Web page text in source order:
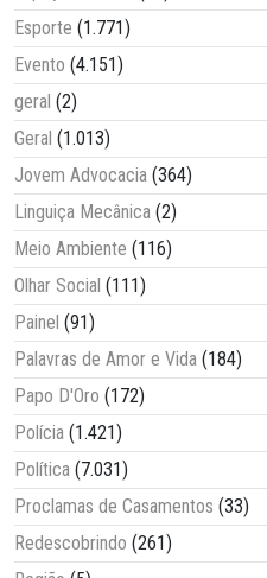
Esporte (1.771)
Evento (4.151)
geral (2)
Geral (1.013)
Jovem Advocacia (364)
Linguiça Mecânica (2)
Meio Ambiente (116)
Olhar Social (111)
Painel (91)
Palavras de Amor e Vida (184)
Papo D'Oro (172)
Polícia (1.421)
Política (7.031)
Proclamas de Casamentos (33)
Redescobrindo (261)